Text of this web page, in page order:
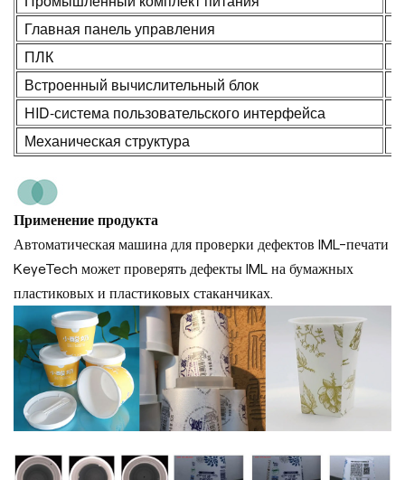
Главная панель управления
ПЛК
Встроенный вычислительный блок
HID-система пользовательского интерфейса
Механическая структура
Применение продукта
Автоматическая машина для проверки дефектов IML-печати
KeyeTech может проверять дефекты IML на бумажных
пластиковых и пластиковых стаканчиках.